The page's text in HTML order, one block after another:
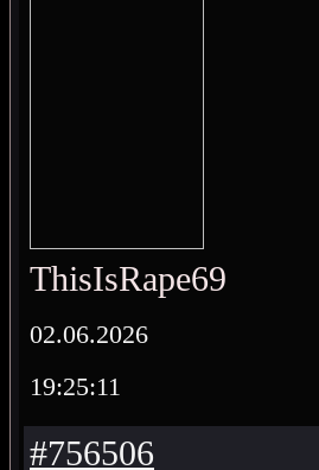
ThisIsRape69
02.06.2026
19:25:11
#756506